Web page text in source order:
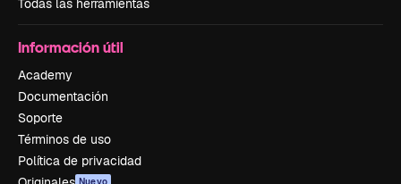
Todas las herramientas
Información útil
Academy
Documentación
Soporte
Términos de uso
Política de privacidad